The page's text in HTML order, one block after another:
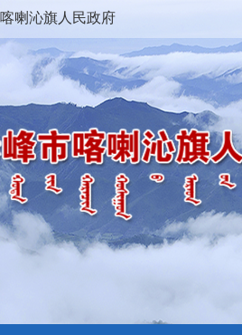
喀喇沁旗人民政府